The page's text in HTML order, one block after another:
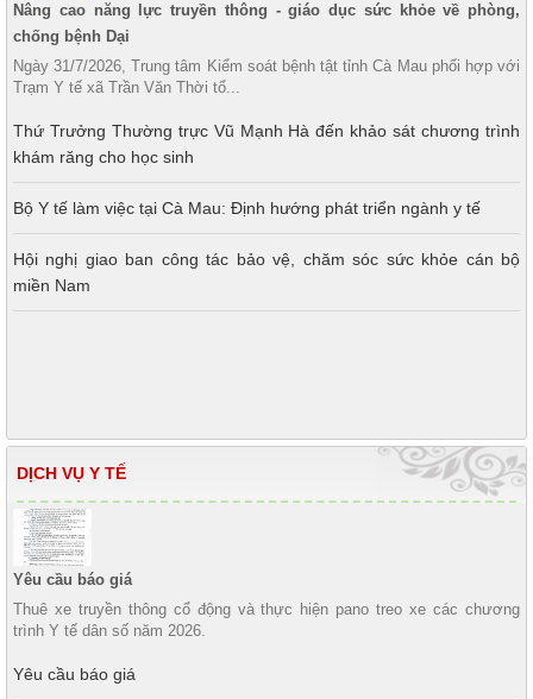
Nâng cao năng lực truyền thông - giáo dục sức khỏe về
phòng, chống bệnh Dại
Nâng cao năng lực truyền thông - giáo dục sức khỏe về phòng,
chống bệnh Dại
Ngày 31/7/2026, Trung tâm Kiểm soát bệnh tật tỉnh Cà Mau phối hợp với
Trạm Y tế xã Trần Văn Thời tổ...
Thứ Trưởng Thường trực Vũ Mạnh Hà đến khảo sát chương trình
khám răng cho học sinh
Bộ Y tế làm việc tại Cà Mau: Định hướng phát triển ngành y tế
Hội nghị giao ban công tác bảo vệ, chăm sóc sức khỏe cán bộ
miền Nam
DỊCH VỤ Y TẾ
Yêu cầu báo giá
Thuê xe truyền thông cổ động và thực hiện pano treo xe các chương
trình Y tế dân số năm 2026.
Yêu cầu báo giá